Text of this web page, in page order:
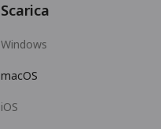
Scarica
Windows
macOS
iOS